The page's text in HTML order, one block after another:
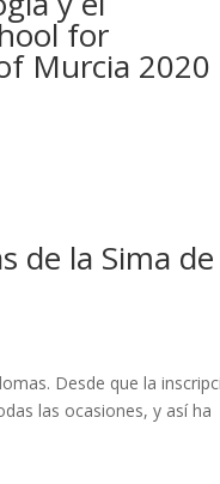
for
Murcia 2020
de la Sima de
Desde que la
las ocasiones, y así ha